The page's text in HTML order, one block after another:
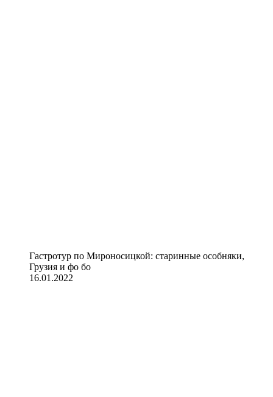
Гастротур по Мироносицкой: старинные особняки,
Грузия и фо бо
16.01.2022